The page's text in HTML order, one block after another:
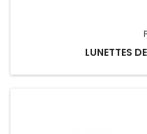
LUNETTES